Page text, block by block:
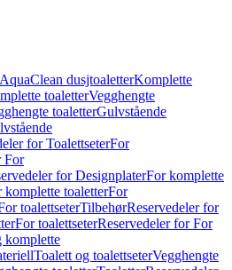
dusjtoaletterKomplette
toaletterVegghengte
toaletterGulvstående
for ToalettseterFor
For
for DesignplaterFor komplette
komplette toaletterFor
toalettseterTilbehørReservedeler for
For toalettseterReservedeler for For
komplette
Toalett og toalettseterVegghengte